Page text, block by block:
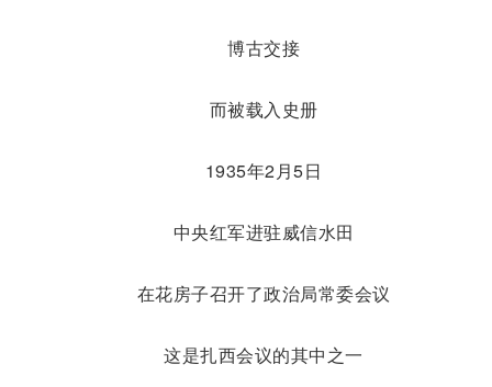
博古交接
而被载入史册
1935年2月5日
中央红军进驻威信水田
在花房子召开了政治局常委会议
这是扎西会议的其中之一